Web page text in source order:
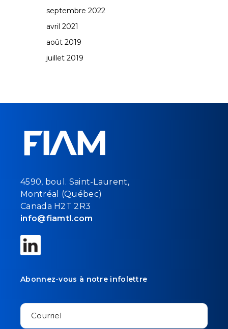
septembre 2022
avril 2021
août 2019
juillet 2019
4590, boul. Saint-Laurent,
Montréal (Québec)
Canada H2T 2R3
info@fiamtl.com
Abonnez-vous à notre infolettre